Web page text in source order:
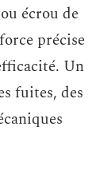
écrou de
précise
Un
fuites, des